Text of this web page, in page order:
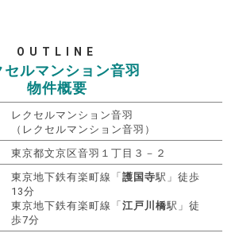
OUTLINE
セルマンション音羽
物件概要
レクセルマンション音羽
（レクセルマンション音羽）
東京都文京区音羽１丁目３－２
東京地下鉄有楽町線「 護国寺駅」徒歩
13分
東京地下鉄有楽町線「 江戸川橋駅」徒
歩7分